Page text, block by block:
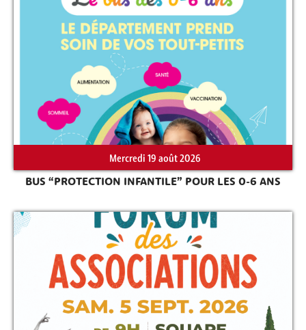
Mercredi 19 août 2026
BUS “PROTECTION INFANTILE” POUR LES 0-6 ANS